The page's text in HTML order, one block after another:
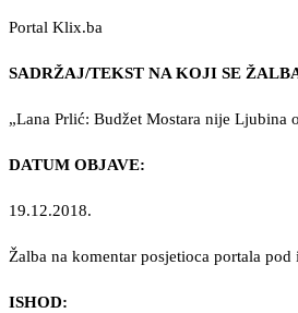
Portal Klix.ba
SADRŽAJ/TEKST NA KOJI SE
„Lana Prlić: Budžet Mostara nije Ljubina
DATUM OBJAVE:
19.12.2018.
Žalba na komentar posjetioca portala
ISHOD: